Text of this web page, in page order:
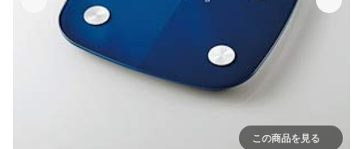
この商品を見る